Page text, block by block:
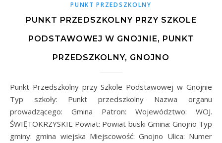
PUNKT PRZEDSZKOLNY
PUNKT PRZEDSZKOLNY PRZY SZKOLE
PODSTAWOWEJ W GNOJNIE, PUNKT
PRZEDSZKOLNY, GNOJNO
Punkt Przedszkolny przy Szkole Podstawowej w Gnojnie
Typ szkoły: Punkt przedszkolny Nazwa organu
prowadzącego: Gmina Patron: Województwo: WOJ.
ŚWIĘTOKRZYSKIE Powiat: Powiat buski Gmina: Gnojno Typ
gminy: gmina wiejska Miejscowość: Gnojno Ulica: Numer